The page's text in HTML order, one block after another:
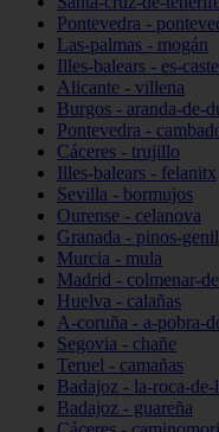
Pontevedra -
Las-palmas - mogán
Illes-balears - es-
Alicante - villena
Burgos - aranda-de-
Pontevedra -
Cáceres - trujillo
Illes-balears - felanitx
Sevilla - bormujos
Ourense - celanova
Granada - pinos-genil
Murcia - mula
Madrid - colmenar-
Huelva - calañas
A-coruña - a-pobra-
Segovia - chañe
Teruel - camañas
Badajoz - la-roca-de-
Badajoz - guareña